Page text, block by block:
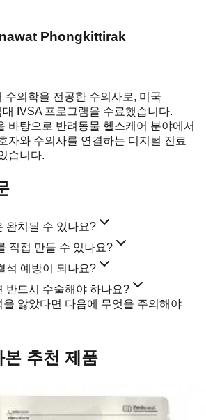
Phongkittirak
수의학을 전공한 수의사로, 미국
IVSA 프로그램을 수료했습니다.
바탕으로 반려동물 헬스케어 분야에서
자와 수의사를 연결하는 디지털 진료
습니다.
완치될 수 있나요?
직접 만들 수 있나요?
석 예방이 되나요?
반드시 수술해야 하나요?
을 앓았다면 다음에 무엇을 주의해야
본 추천 제품